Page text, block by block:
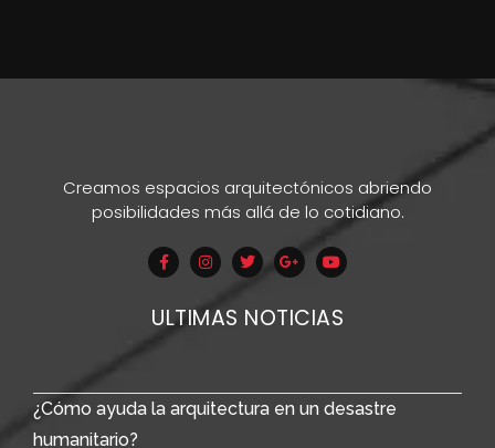
Creamos espacios arquitectónicos abriendo
posibilidades más allá de lo cotidiano.
ULTIMAS NOTICIAS
¿Cómo ayuda la arquitectura en un desastre
humanitario?